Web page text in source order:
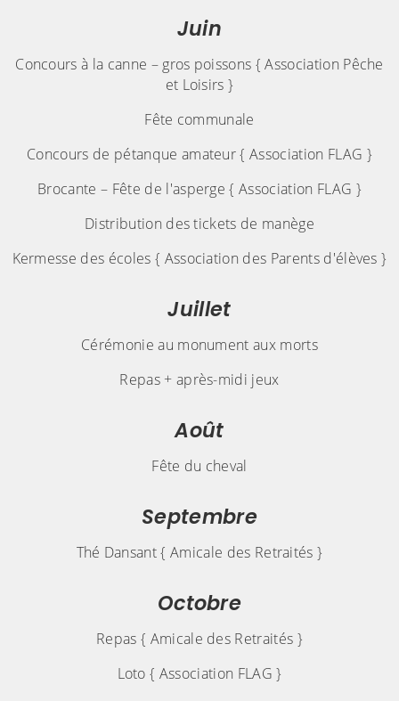
Juin
Concours à la canne – gros poissons { Association Pêche
et Loisirs }
Fête communale
Concours de pétanque amateur { Association FLAG }
Brocante – Fête de l'asperge { Association FLAG }
Distribution des tickets de manège
Kermesse des écoles { Association des Parents d'élèves }
Juillet
Cérémonie au monument aux morts
Repas + après-midi jeux
Août
Fête du cheval
Septembre
Thé Dansant { Amicale des Retraités }
Octobre
Repas { Amicale des Retraités }
Loto { Association FLAG }